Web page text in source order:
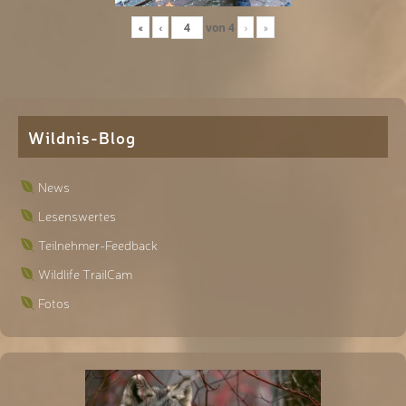
« ‹ von 4 › »
Wildnis-Blog
News
Lesenswertes
Teilnehmer-Feedback
Wildlife TrailCam
Fotos